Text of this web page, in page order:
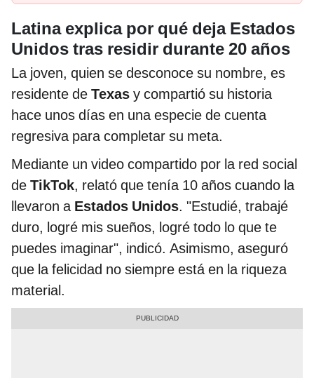
Latina explica por qué deja Estados
Unidos tras residir durante 20 años
La joven, quien se desconoce su nombre, es
residente de Texas y compartió su historia
hace unos días en una especie de cuenta
regresiva para completar su meta.
Mediante un video compartido por la red social
de TikTok, relató que tenía 10 años cuando la
llevaron aEstados Unidos. "Estudié, trabajé
duro, logré mis sueños, logré todo lo que te
puedes imaginar", indicó. Asimismo, aseguró
que la felicidad no siempre está en la riqueza
material.